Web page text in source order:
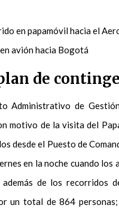
en papamóvil hacia el
avión hacia Bogotá
de
Administrativo de
motivo de la visita del
desde el Puesto de
en la noche cuando
de los recorridos
un total de 864